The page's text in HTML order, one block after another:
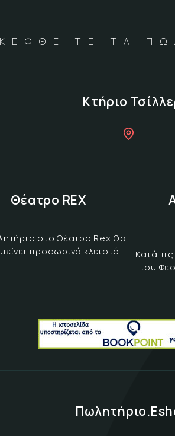
ΤΑ
Κτήριο
Θέατρο REX
στο Θέατρο Rex θα
προσωρινά κλειστό.
Κατά
του